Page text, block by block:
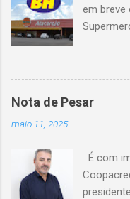
em breve
o braço
milhões,
a
Nota de Pesar
maio 11, 2025
É com